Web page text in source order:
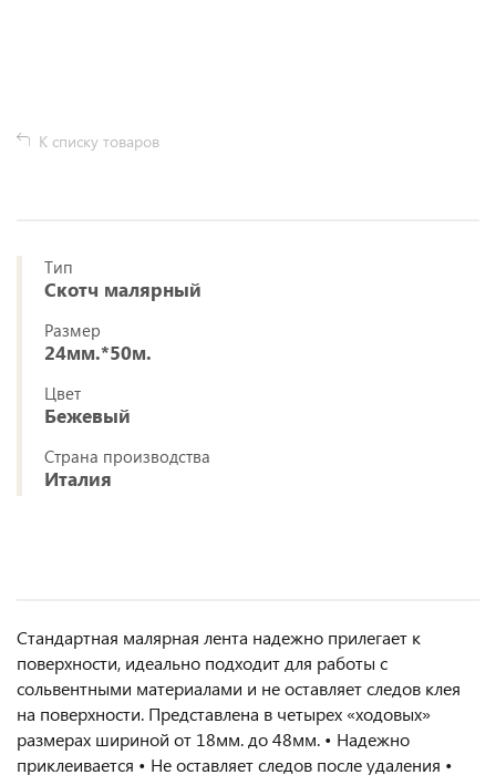
К списку товаров
Тип
Скотч малярный
Размер
24мм.*50м.
Цвет
Бежевый
Страна производства
Италия
Стандартная малярная лента надежно прилегает к
поверхности, идеально подходит для работы с
сольвентными материалами и не оставляет следов клея
на поверхности. Представлена в четырех «ходовых»
размерах шириной от 18мм. до 48мм. • Надежно
приклеивается • Не оставляет следов после удаления •